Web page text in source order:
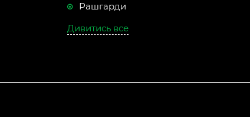
Рашгарди
Дивитись все